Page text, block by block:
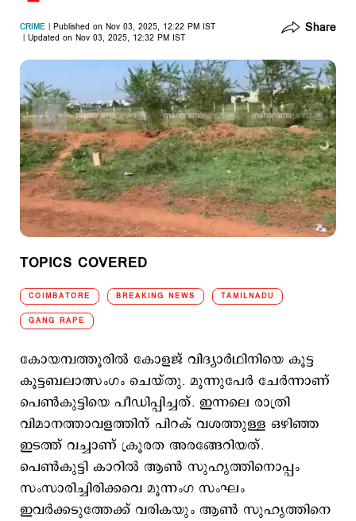
CRIME
Published on Nov 03, 2025, 12:22 PM IST
Updated on Nov 03, 2025, 12:32 PM IST
Share
TOPICS COVERED
COIMBATORE BREAKING NEWS TAMILNADU
GANG RAPE
കോയമ്പത്തൂരില്‍ കോളജ് വിദ്യാര്‍ഥിനിയെ കൂട്ട
കൂട്ടബലാത്സംഗം ചെയ്തു. മൂന്നുപേര്‍ ചേര്‍ന്നാണ്
പെണ്‍കുട്ടിയെ പീഡിപ്പിച്ചത്. ഇന്നലെ രാത്രി
വിമാനത്താവളത്തിന് പിറക് വശത്തുള്ള ഒഴിഞ്ഞ
ഇടത്ത് വച്ചാണ് ക്രൂരത അരങ്ങേറിയത്.
പെണ്‍കുട്ടി കാറില്‍ ആണ്‍ സുഹൃത്തിനൊപ്പം
സംസാരിച്ചിരിക്കവെ മൂന്നംഗ സംഘം
ഇവര്‍ക്കടുത്തേക്ക് വരികയും ആണ്‍ സുഹൃത്തിനെ